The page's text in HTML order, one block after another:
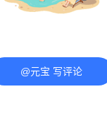
@元宝 写评论